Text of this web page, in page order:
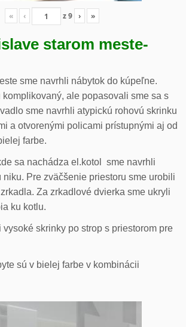
« ‹ z9 › »
starom meste-
sme navrhli nábytok do kúpeľne.
komplikovaný, ale popasovali sme sa s
sme navrhli atypickú rohovú skrinku
a otvorenými policami prístupnými aj od
farbe.
sa nachádza el.kotol sme navrhli
niku. Pre zväčšenie priestoru sme urobili
Za zrkadlové dvierka sme ukryli
ku kotlu.
vysoké skrinky po strop s priestorom pre
sú v bielej farbe v kombinácii